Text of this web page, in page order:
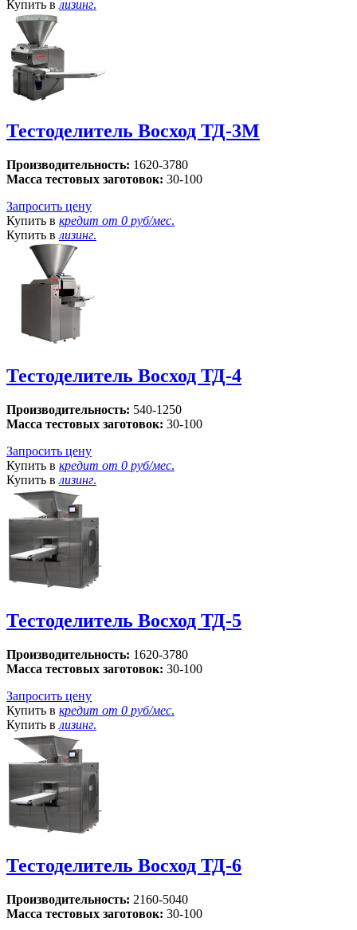
Купить в лизинг.
Тестоделитель Восход ТД-3М
Производительность: 1620-3780
Масса тестовых заготовок: 30-100
Запросить цену
Купить в кредит от 0 руб/мес.
Купить в лизинг.
Тестоделитель Восход ТД-4
Производительность: 540-1250
Масса тестовых заготовок: 30-100
Запросить цену
Купить в кредит от 0 руб/мес.
Купить в лизинг.
Тестоделитель Восход ТД-5
Производительность: 1620-3780
Масса тестовых заготовок: 30-100
Запросить цену
Купить в кредит от 0 руб/мес.
Купить в лизинг.
Тестоделитель Восход ТД-6
Производительность: 2160-5040
Масса тестовых заготовок: 30-100